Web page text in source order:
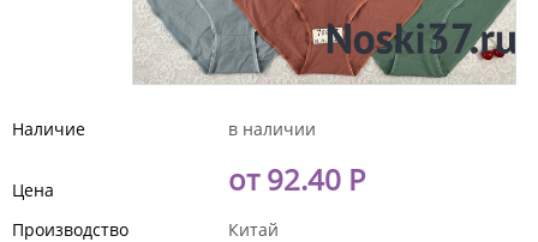
Наличие в наличии
Цена от 92.40 Р
Производство
Китай